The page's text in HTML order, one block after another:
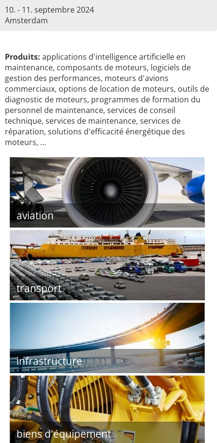
10. - 11. septembre 2024
Amsterdam
Produits: applications d'intelligence artificielle en
maintenance, composants de moteurs, logiciels de
gestion des performances, moteurs d'avions
commerciaux, options de location de moteurs, outils de
diagnostic de moteurs, programmes de formation du
personnel de maintenance, services de conseil
technique, services de maintenance, services de
réparation, solutions d'efficacité énergétique des
moteurs, …
aviation
transport
infrastructure
biens d'équipement